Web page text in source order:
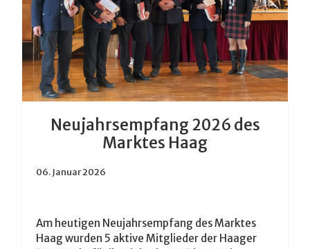
Neujahrsempfang 2026 des
Marktes Haag
06. Januar 2026
Am heutigen Neujahrsempfang des Marktes
Haag wurden 5 aktive Mitglieder der Haager